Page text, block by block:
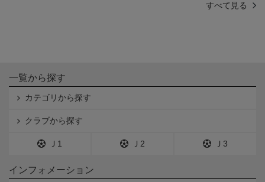
すべて見る
一覧から探す
カテゴリから探す
クラブから探す
Ｊ1 Ｊ2 Ｊ3
インフォメーション